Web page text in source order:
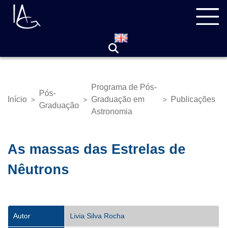
Pular
para
Trilha
Início >
Pós-
Graduação
>
Programa de Pós-
Graduação em
Astronomia
> Publicações
As massas das Estrelas de
Nêutrons
Autor Livia Silva Rocha